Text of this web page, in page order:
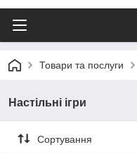
Товари та послуги
Настільні ігри
Сортування